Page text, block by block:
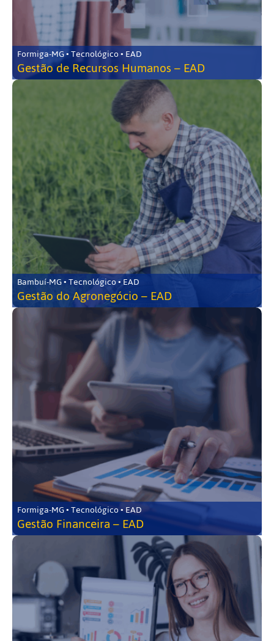
Formiga-MG • Tecnológico • EAD
Gestão de Recursos Humanos – EAD
Bambuí-MG • Tecnológico • EAD
Gestão do Agronegócio – EAD
Formiga-MG • Tecnológico • EAD
Gestão Financeira – EAD